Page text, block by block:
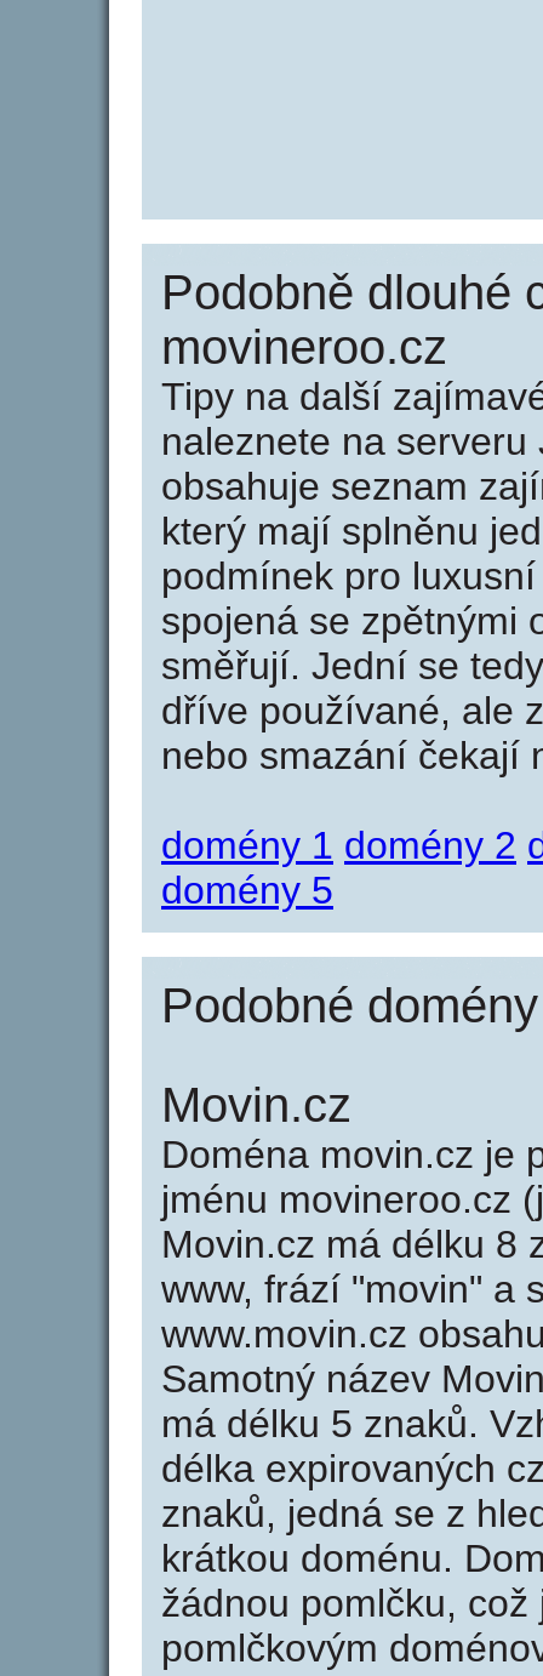
Podobně dlouhé
movineroo.cz
Tipy na další
naleznete na serveru
obsahuje seznam
který mají splněnu
podmínek pro
spojená se zpětnými
směřují. Jední se
dříve používané, ale
nebo smazání čekají
domény 1 domény 2
domény 5
Podobné
Movin.cz
Doména movin.cz je
jménu movineroo.cz
Movin.cz má délku 8
www, frází "movin" a
www.movin.cz
Samotný název
má délku 5 znaků.
délka expirovaných
znaků, jedná se z
krátkou doménu.
žádnou pomlčku,
pomlčkovým